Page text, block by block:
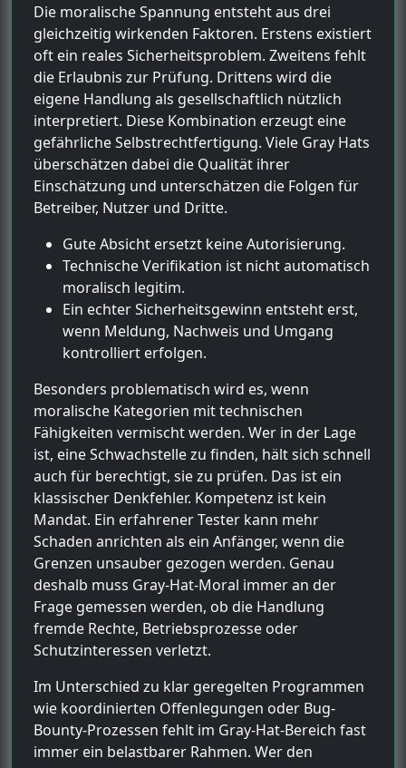
Die moralische Spannung entsteht aus drei
gleichzeitig wirkenden Faktoren. Erstens existiert
oft ein reales Sicherheitsproblem. Zweitens fehlt
die Erlaubnis zur Prüfung. Drittens wird die
eigene Handlung als gesellschaftlich nützlich
interpretiert. Diese Kombination erzeugt eine
gefährliche Selbstrechtfertigung. Viele Gray Hats
überschätzen dabei die Qualität ihrer
Einschätzung und unterschätzen die Folgen für
Betreiber, Nutzer und Dritte.
Gute Absicht ersetzt keine Autorisierung.
Technische Verifikation ist nicht automatisch
moralisch legitim.
Ein echter Sicherheitsgewinn entsteht erst,
wenn Meldung, Nachweis und Umgang
kontrolliert erfolgen.
Besonders problematisch wird es, wenn
moralische Kategorien mit technischen
Fähigkeiten vermischt werden. Wer in der Lage
ist, eine Schwachstelle zu finden, hält sich schnell
auch für berechtigt, sie zu prüfen. Das ist ein
klassischer Denkfehler. Kompetenz ist kein
Mandat. Ein erfahrener Tester kann mehr
Schaden anrichten als ein Anfänger, wenn die
Grenzen unsauber gezogen werden. Genau
deshalb muss Gray-Hat-Moral immer an der
Frage gemessen werden, ob die Handlung
fremde Rechte, Betriebsprozesse oder
Schutzinteressen verletzt.
Im Unterschied zu klar geregelten Programmen
wie koordinierten Offenlegungen oder Bug-
Bounty-Prozessen fehlt im Gray-Hat-Bereich fast
immer ein belastbarer Rahmen. Wer den